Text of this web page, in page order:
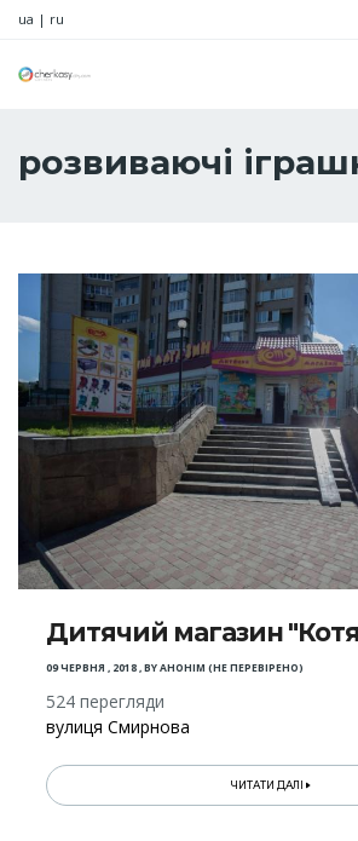
ua | ru
розвиваючі
Дитячий магазин
09 ЧЕРВНЯ , 2018,BYАНОНІМ (НЕ ПЕРЕВІРЕНО)
524 перегляди
вулиця Смирнова
ЧИТАТИ ДАЛІ